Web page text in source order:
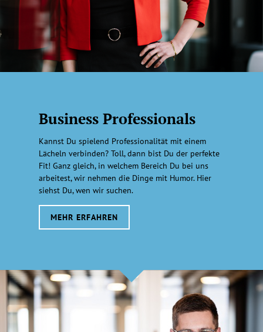
Business Professionals
Kannst Du spielend Professionalität mit einem
Lächeln verbinden? Toll, dann bist Du der perfekte
Fit! Ganz gleich, in welchem Bereich Du bei uns
arbeitest, wir nehmen die Dinge mit Humor. Hier
siehst Du, wen wir suchen.
MEHR ERFAHREN